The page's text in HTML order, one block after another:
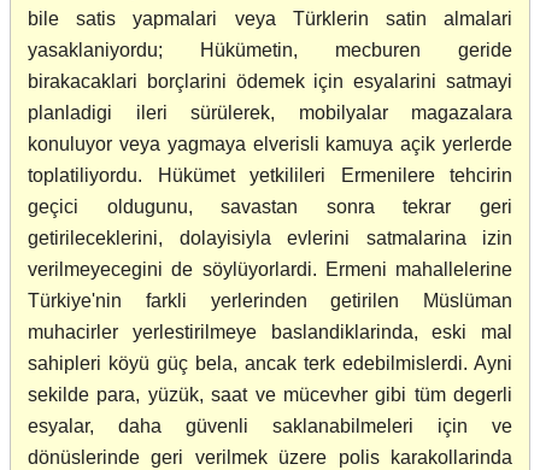
bile satis yapmalari veya Türklerin satin almalari
yasaklaniyordu; Hükümetin, mecburen geride
birakacaklari borçlarini ödemek için esyalarini satmayi
planladigi ileri sürülerek, mobilyalar magazalara
konuluyor veya yagmaya elverisli kamuya açik yerlerde
toplatiliyordu. Hükümet yetkilileri Ermenilere tehcirin
geçici oldugunu, savastan sonra tekrar geri
getirileceklerini, dolayisiyla evlerini satmalarina izin
verilmeyecegini de söylüyorlardi. Ermeni mahallelerine
Türkiye'nin farkli yerlerinden getirilen Müslüman
muhacirler yerlestirilmeye baslandiklarinda, eski mal
sahipleri köyü güç bela, ancak terk edebilmislerdi. Ayni
sekilde para, yüzük, saat ve mücevher gibi tüm degerli
esyalar, daha güvenli saklanabilmeleri için ve
dönüslerinde geri verilmek üzere polis karakollarinda